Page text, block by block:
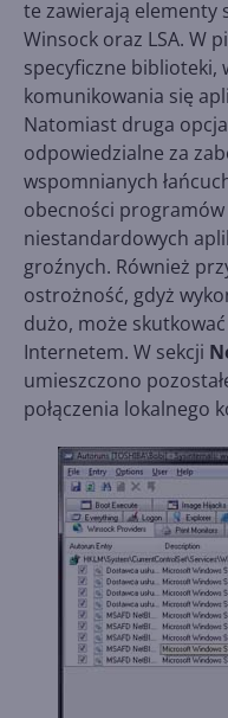
te zawierają elementy
Winsock oraz LSA. W
specyficzne biblioteki,
komunikowania się
Natomiast druga
odpowiedzialne za
wspomnianych
obecności
niestandardowych
groźnych. Również
ostrożność, gdyż
dużo, może
Internetem. W sekcji
umieszczono
połączenia lokalnego